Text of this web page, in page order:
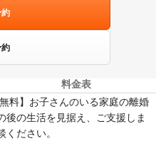
料金表
料】お子さんのいる家庭の離婚
の生活を見据え、ご支援しま
ださい。